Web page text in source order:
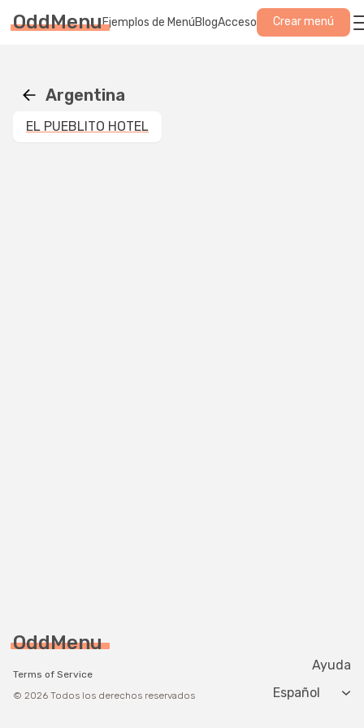
OddMenuEjemplos de MenúBlogAcceso Crear menú
Argentina
EL PUEBLITO HOTEL
OddMenu
Terms of Service
© 2026 Todos los derechos reservados
Ayuda
Change